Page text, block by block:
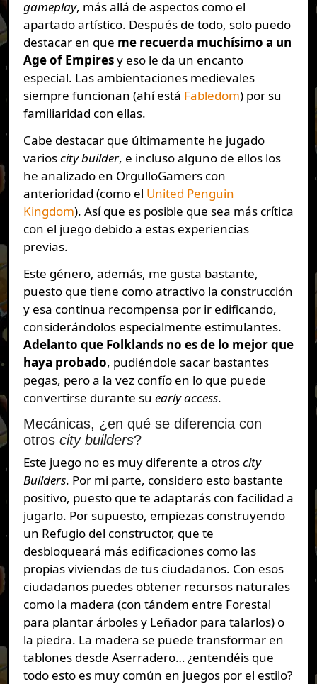
gameplay, más allá de aspectos como el
apartado artístico. Después de todo, solo puedo
destacar en que me recuerda muchísimo a un
Age of Empiresy eso le da un encanto
especial. Las ambientaciones medievales
siempre funcionan (ahí está Fabledom) por su
familiaridad con ellas.
Cabe destacar que últimamente he jugado
varioscity builder, e incluso alguno de ellos los
he analizado en OrgulloGamers con
anterioridad (como el United Penguin
Kingdom). Así que es posible que sea más crítica
con el juego debido a estas experiencias
previas.
Este género, además, me gusta bastante,
puesto que tiene como atractivo la construcción
y esa continua recompensa por ir edificando,
considerándolos especialmente estimulantes.
Adelanto que Folklands no es de lo mejor que
haya probado, pudiéndole sacar bastantes
pegas, pero a la vez confío en lo que puede
convertirse durante su early access.
Mecánicas, ¿en qué se diferencia con
otros city builders?
Este juego no es muy diferente a otroscity
Builders. Por mi parte, considero esto bastante
positivo, puesto que te adaptarás con facilidad a
jugarlo. Por supuesto, empiezas construyendo
un Refugio del constructor, que te
desbloqueará más edificaciones como las
propias viviendas de tus ciudadanos. Con esos
ciudadanos puedes obtener recursos naturales
como la madera (con tándem entre Forestal
para plantar árboles y Leñador para talarlos) o
la piedra. La madera se puede transformar en
tablones desde Aserradero… ¿entendéis que
todo esto es muy común en juegos por el estilo?